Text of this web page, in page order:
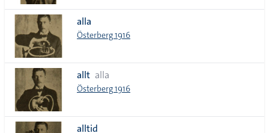
alla
Österberg 1916
allt alla
Österberg 1916
alltid